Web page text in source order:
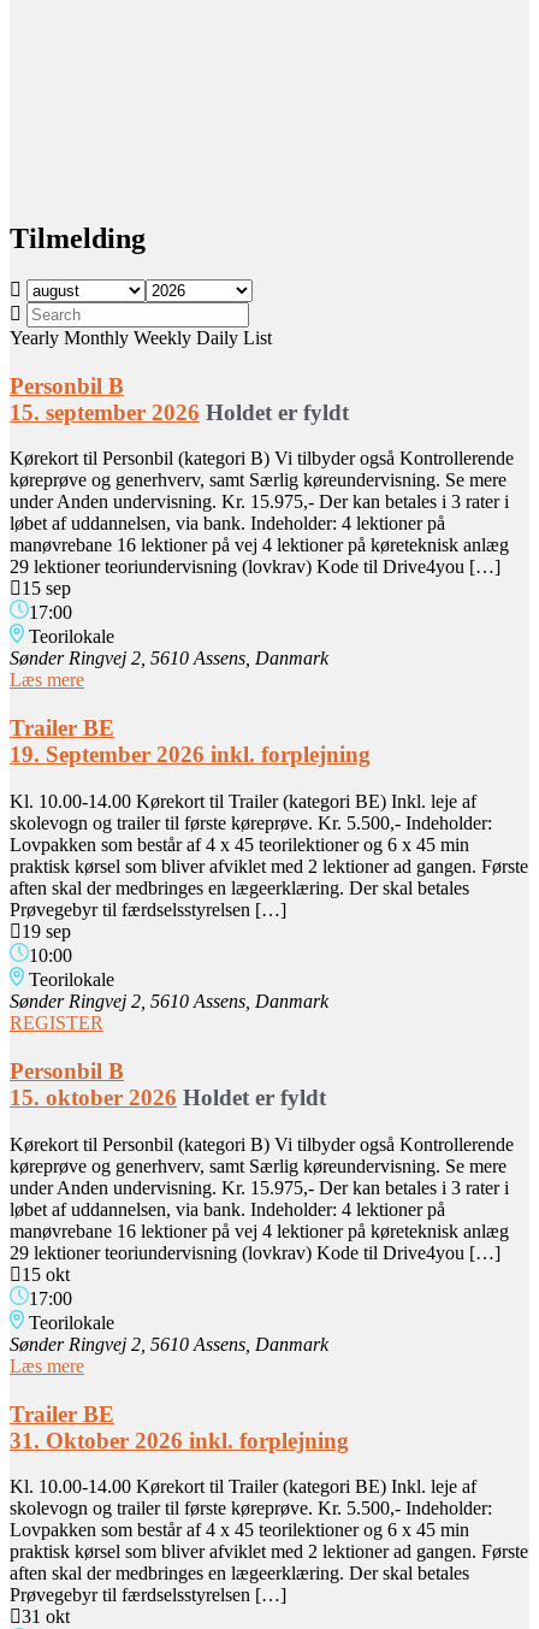
Tilmelding
Yearly Monthly Weekly Daily List
Personbil B
15. september 2026 Holdet er fyldt
Kørekort til Personbil (kategori B) Vi tilbyder også Kontrollerende
køreprøve og generhverv, samt Særlig køreundervisning. Se mere
under Anden undervisning. Kr. 15.975,- Der kan betales i 3 rater i
løbet af uddannelsen, via bank. Indeholder: 4 lektioner på
manøvrebane 16 lektioner på vej 4 lektioner på køreteknisk anlæg
29 lektioner teoriundervisning (lovkrav) Kode til Drive4you […]
15 sep
17:00
Teorilokale
Sønder Ringvej 2, 5610 Assens, Danmark
Læs mere
Trailer BE
19. September 2026 inkl. forplejning
Kl. 10.00-14.00 Kørekort til Trailer (kategori BE) Inkl. leje af
skolevogn og trailer til første køreprøve. Kr. 5.500,- Indeholder:
Lovpakken som består af 4 x 45 teorilektioner og 6 x 45 min
praktisk kørsel som bliver afviklet med 2 lektioner ad gangen. Første
aften skal der medbringes en lægeerklæring. Der skal betales
Prøvegebyr til færdselsstyrelsen […]
19 sep
10:00
Teorilokale
Sønder Ringvej 2, 5610 Assens, Danmark
REGISTER
Personbil B
15. oktober 2026 Holdet er fyldt
Kørekort til Personbil (kategori B) Vi tilbyder også Kontrollerende
køreprøve og generhverv, samt Særlig køreundervisning. Se mere
under Anden undervisning. Kr. 15.975,- Der kan betales i 3 rater i
løbet af uddannelsen, via bank. Indeholder: 4 lektioner på
manøvrebane 16 lektioner på vej 4 lektioner på køreteknisk anlæg
29 lektioner teoriundervisning (lovkrav) Kode til Drive4you […]
15 okt
17:00
Teorilokale
Sønder Ringvej 2, 5610 Assens, Danmark
Læs mere
Trailer BE
31. Oktober 2026 inkl. forplejning
Kl. 10.00-14.00 Kørekort til Trailer (kategori BE) Inkl. leje af
skolevogn og trailer til første køreprøve. Kr. 5.500,- Indeholder:
Lovpakken som består af 4 x 45 teorilektioner og 6 x 45 min
praktisk kørsel som bliver afviklet med 2 lektioner ad gangen. Første
aften skal der medbringes en lægeerklæring. Der skal betales
Prøvegebyr til færdselsstyrelsen […]
31 okt